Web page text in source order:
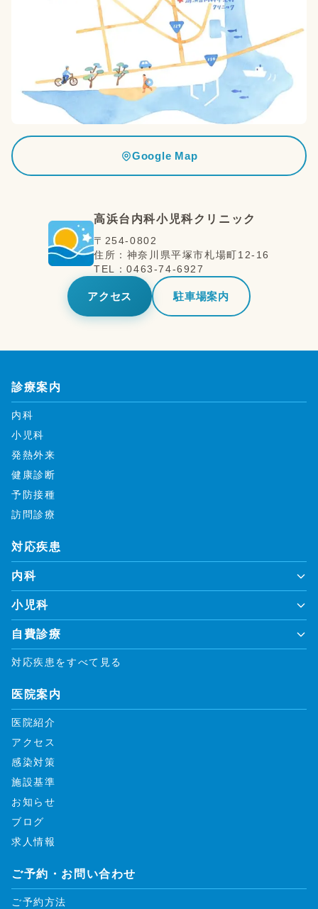
Google Map
高浜台内科小児科クリニック
〒 254-0802
住所： 神奈川県平塚市札場町12-16
TEL：0463-74-6927
アクセス 駐車場案内
診療案内
内科
小児科
発熱外来
健康診断
予防接種
訪問診療
対応疾患
内科
小児科
自費診療
対応疾患をすべて見る
医院案内
医院紹介
アクセス
感染対策
施設基準
お知らせ
ブログ
求人情報
ご予約・お問い合わせ
ご予約方法